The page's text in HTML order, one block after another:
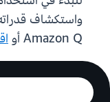
واستكشاف
Amazon Q أو